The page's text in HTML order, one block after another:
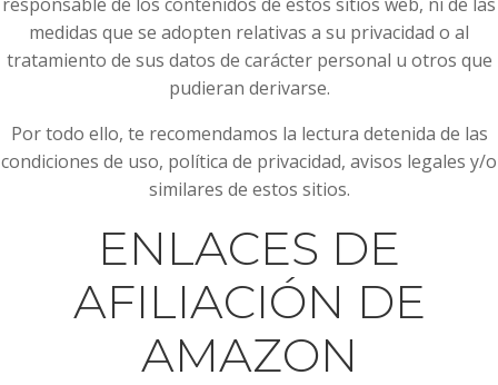
medidas que se adopten relativas a su privacidad o al
tratamiento de sus datos de carácter personal u otros que
pudieran derivarse.
Por todo ello, te recomendamos la lectura detenida de las
condiciones de uso, política de privacidad, avisos legales y/o
similares de estos sitios.
ENLACES DE
AFILIACIÓN DE
AMAZON